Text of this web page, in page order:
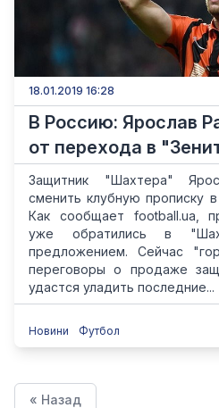
18.01.2019 16:28
В Россию: Ярослав
от перехода в
Защитник "Шахтера"
сменить клубную прописку
Как сообщает football.ua,
уже обратились в
предложением. Сейчас
переговоры о продаже
удастся уладить последние...
Новини Футбол
« Назад